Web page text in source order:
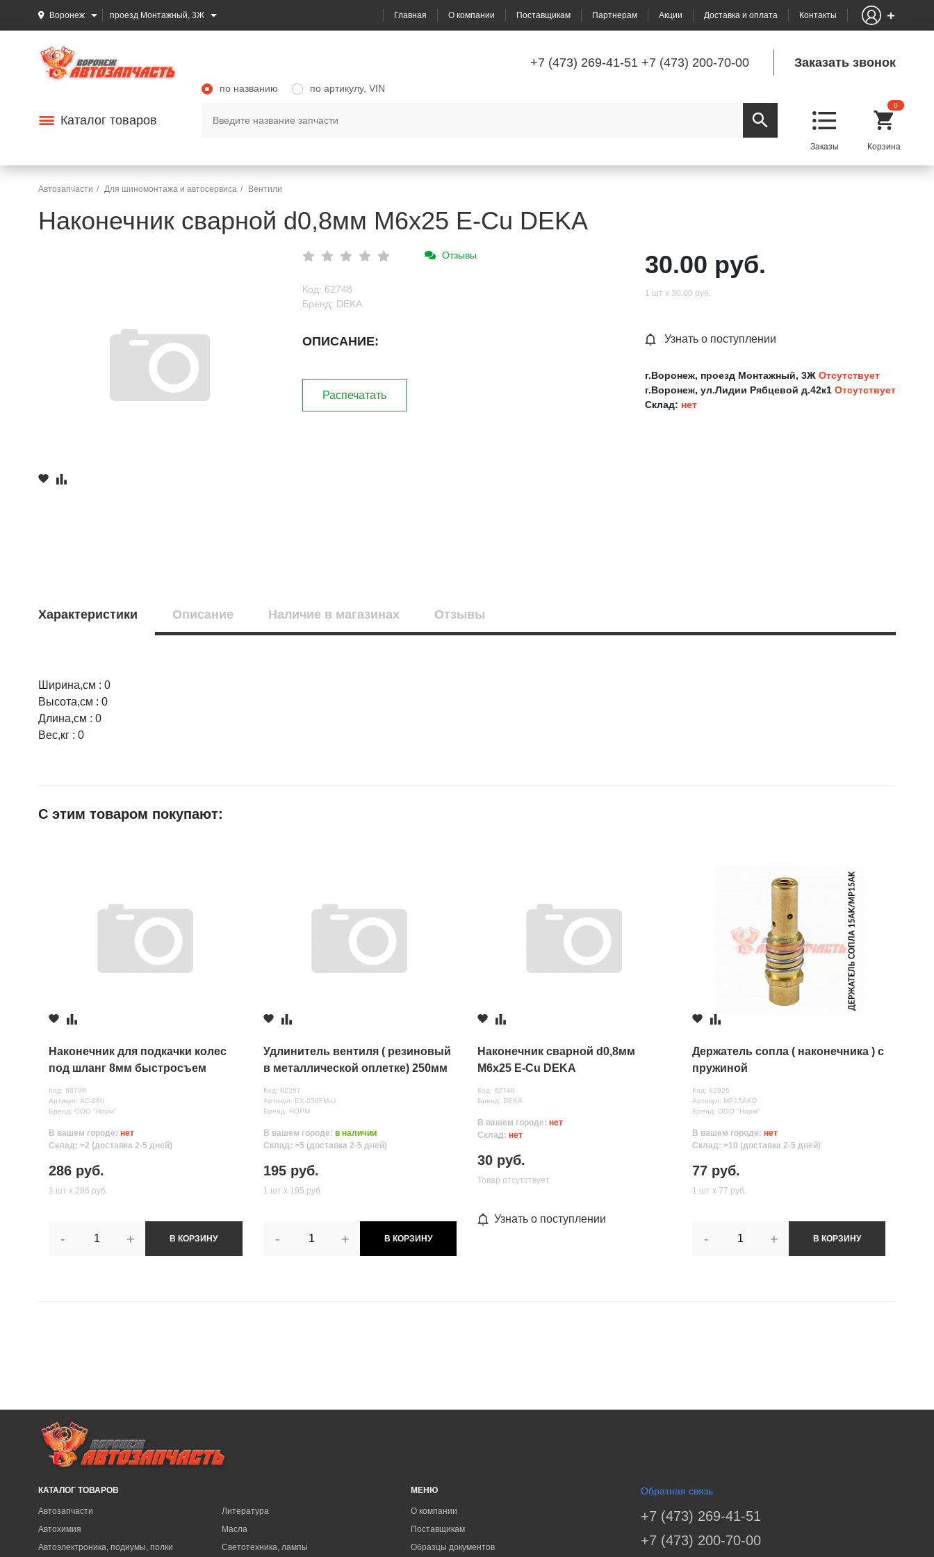
Воронеж проезд Монтажный, 3Ж Главная О компании Поставщикам Партнерам Акции Доставка и оплата Контакты
+7 (473) 269-41-51 +7 (473) 200-70-00 Заказать звонок
Каталог товаров
по названию по артикулу, VIN
0
Автозапчасти Для шиномонтажа и автосервиса Вентили
Наконечник сварной d0,8мм М6х25 E-Cu DEKA
Отзывы
Код: 62748
Бренд: DEKA
ОПИСАНИЕ:
Распечатать
30.00 руб.
1 шт х 30.00 руб.
Узнать о поступлении
г.Воронеж, проезд Монтажный, 3Ж Отсутствует
г.Воронеж, ул.Лидии Рябцевой д.42к1 Отсутствует
Склад: нет
Характеристики Описание Наличие в магазинах Отзывы
Ширина,см : 0
Высота,см : 0
Длина,см : 0
Вес,кг : 0
Оцените товар:
Ваше имя
Все поля формы обязательны
Отправляя форму вы соглашаетесь на
обработку персональных данных
С этим товаром покупают:
Наконечник для подкачки колес
под шланг 8мм быстросъем
Код: 68706
Артикул: AC-280
Бренд: ООО "Норм"
В вашем городе: нет
Склад: >2 (доставка 2-5 дней)
286 руб.
1 шт х 286 руб.
- + В КОРЗИНУ
Удлинитель вентиля ( резиновый
в металлической оплетке) 250мм
Код: 82267
Артикул: EX-250FM-U
Бренд: НОРМ
В вашем городе: в наличии
Склад: >5 (доставка 2-5 дней)
195 руб.
1 шт х 195 руб.
- + В КОРЗИНУ
Наконечник сварной d0,8мм
М6х25 E-Cu DEKA
Код: 62748
Бренд: DEKA
В вашем городе: нет
Склад: нет
30 руб.
Товар отсутствует
Узнать о поступлении
Держатель сопла ( наконечника ) с
пружиной
Код: 82926
Артикул: MP15AKD
Бренд: ООО "Норм"
В вашем городе: нет
Склад: >10 (доставка 2-5 дней)
77 руб.
1 шт х 77 руб.
- + В КОРЗИНУ
КАТАЛОГ ТОВАРОВ
Автозапчасти
Автохимия
Автоэлектроника, подиумы, полки
Литература
Масла
Светотехника, лампы
МЕНЮ
О компании
Поставщикам
Образцы документов
Обратная связь
+7 (473) 269-41-51
+7 (473) 200-70-00